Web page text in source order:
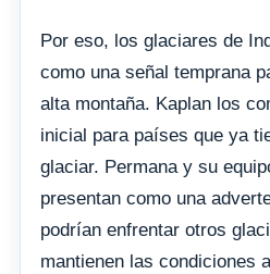
Por eso, los glaciares de
como una señal temprana
alta montaña. Kaplan los
inicial para países que ya
glaciar. Permana y su
presentan como una
podrían enfrentar otros
mantienen las condiciones